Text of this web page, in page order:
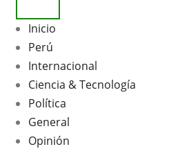
Inicio
Perú
Internacional
Ciencia & Tecnología
Política
General
Opinión